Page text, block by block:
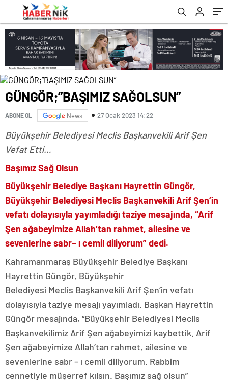
romabet
romabet
romabet
deneme
bonusu
veren
siteler
GÜNGÖR;”BAŞIMIZ SAĞOLSUN”
ABONE OL News 27 Ocak 2023 14:22
Büyükşehir Belediyesi Meclis Başkanvekili Arif Şen
Vefat Etti…
Başımız SağOlsun
Büyükşehir Belediye Başkanı Hayrettin Güngör,
Büyükşehir Belediyesi Meclis Başkanvekili Arif Şen’in
vefatı dolayısıyla yayımladığı taziye mesajında, “Arif
Şen ağabeyimize Allah’tan rahmet, ailesine ve
sevenlerinesabr– ı cemil diliyorum” dedi.
Kahramanmaraş Büyükşehir Belediye Başkanı
Hayrettin Güngör, Büyükşehir
Belediyesi Meclis Başkanvekili Arif Şen’in vefatı
dolayısıyla taziye mesajı yayımladı. Başkan Hayrettin
Güngör mesajında, “Büyükşehir Belediyesi Meclis
Başkanvekilimiz Arif Şen ağabeyimizi kaybettik. Arif
Şen ağabeyimize Allah’tan rahmet, ailesine ve
sevenlerine sabr – ı cemil diliyorum. Rabbim
cennetiyle müşerref kılsın . Başımız sağ olsun”
VEFAT ETTİ